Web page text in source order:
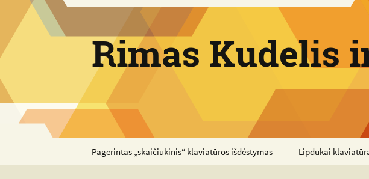
turinio
Rimas Kudelis
Pagerintas „skaičiukinis“ klaviatūros išdėstymas Lipdukai